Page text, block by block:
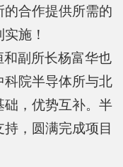
合作提供所需的
施！
副所长杨富华也
科院半导体所与北
础，优势互补。半
，圆满完成项目